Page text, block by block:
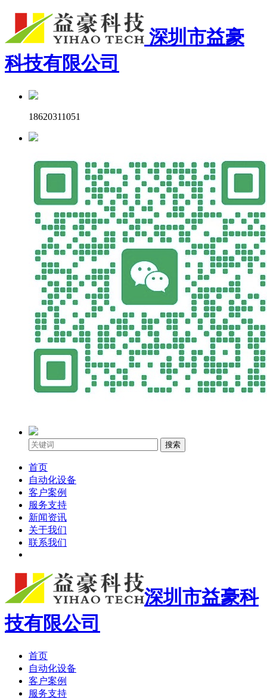
深圳市益豪
科技有限公司
18620311051
搜索
首页
自动化设备
客户案例
服务支持
新闻资讯
关于我们
联系我们
深圳市益豪科
技有限公司
首页
自动化设备
客户案例
服务支持